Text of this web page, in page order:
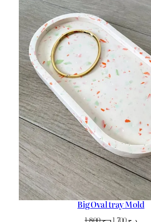
Big Oval tray Mold
د.ج1.800
Le
د.ج1.700
Le